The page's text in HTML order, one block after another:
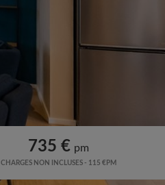
735 € pm
CHARGES NON INCLUSES - 115 €PM